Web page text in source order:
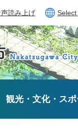
読み上げ
観光・文化・ス